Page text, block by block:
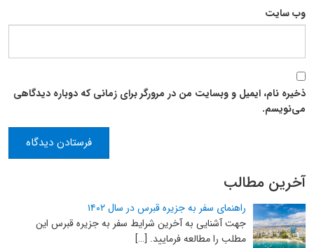
وب‌ سایت
ذخیره نام، ایمیل و وبسایت من در مرورگر برای زمانی که دوباره دیدگاهی
می‌نویسم.
آخرین مطالب
راهنمای سفر به جزیره قبرس در سال ۱۴۰۲
جهت آشنایی به آخرین شرایط سفر به جزیره قبرس این
مطلب را مطالعه فرمایید. […]